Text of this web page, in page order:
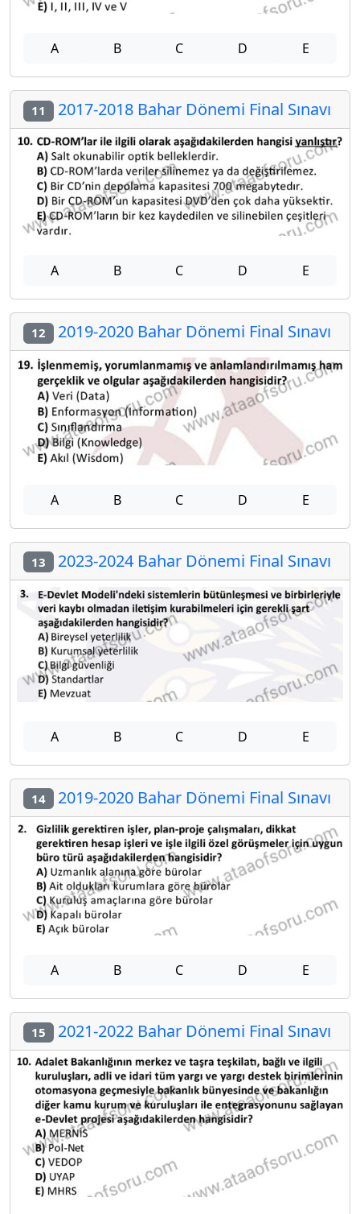
A B C D E
11 2017-2018 Bahar Dönemi Final Sınavı
A B C D E
12 2019-2020 Bahar Dönemi Final Sınavı
A B C D E
13 2023-2024 Bahar Dönemi Final Sınavı
A B C D E
14 2019-2020 Bahar Dönemi Final Sınavı
A B C D E
15 2021-2022 Bahar Dönemi Final Sınavı